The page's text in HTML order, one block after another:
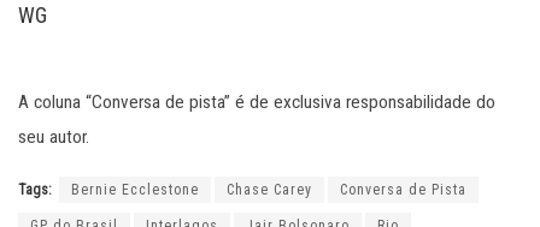
WG
A coluna “Conversa de pista” é de exclusiva responsabilidade do
seu autor.
Tags: Bernie Ecclestone Chase Carey Conversa de Pista